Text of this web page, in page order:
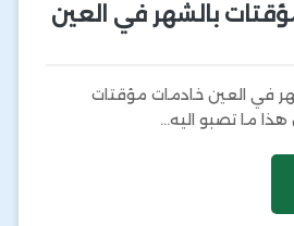
بالشهر في العين
في العين خادمات مؤقتات
ما تصبو اليه…